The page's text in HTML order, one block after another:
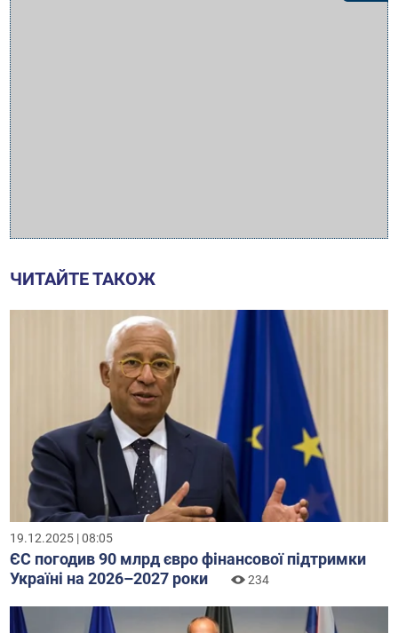
ЧИТАЙТЕ ТАКОЖ
19.12.2025 | 08:05
ЄС погодив 90 млрд євро фінансової підтримки
Україні на 2026–2027 роки
234